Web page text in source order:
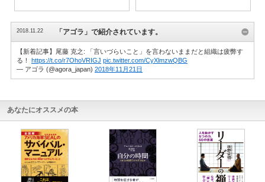
2018.11.22 「アゴラ」で紹介されています。
【新着記事】尾藤 克之: 「言いづらいこと」を言わないままだと組織は疲弊す
る！ https://t.co/r7OhoVRIGJ pic.twitter.com/CyXlmzwQBG
— アゴラ (@agora_japan) 2018年11月21日
あなたにオススメの本